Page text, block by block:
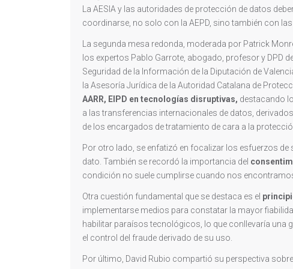
La AESIA y las autoridades de protección de datos
coordinarse, no solo con la AEPD, sino también con
La segunda mesa redonda, moderada por Patrick
los expertos Pablo Garrote, abogado, profesor y DPD
Seguridad de la Información de la Diputación de
la Asesoría Jurídica de la Autoridad Catalana de
AARR, EIPD en tecnologías disruptivas, destacando
a las transferencias internacionales de datos,
de los encargados de tratamiento de cara a la
Por otro lado, se enfatizó en focalizar los esfuerzos
dato. También se recordó la importancia del
condición no suele cumplirse cuando nos
Otra cuestión fundamental que se destaca es el
implementarse medios para constatar la mayor
habilitar paraísos tecnológicos, lo que conllevaría una
el control del fraude derivado de su uso.
Por último, David Rubio compartió su perspectiva